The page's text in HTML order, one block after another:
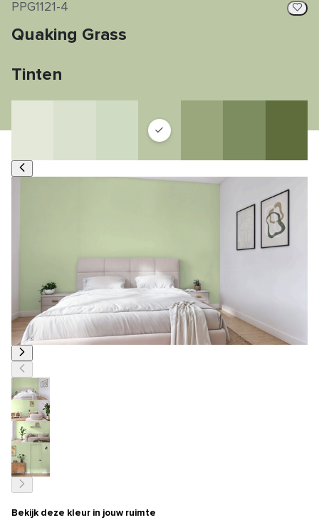
PPG1121-4
Quaking Grass
Tinten
Bekijk deze kleur in jouw ruimte